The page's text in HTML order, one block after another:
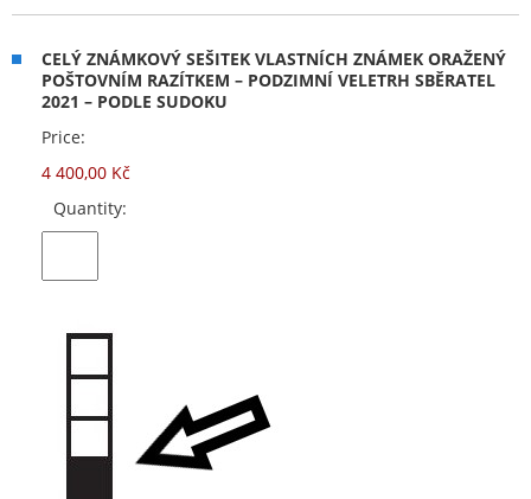
CELÝ ZNÁMKOVÝ SEŠITEK VLASTNÍCH ZNÁMEK ORAŽENÝ
POŠTOVNÍM RAZÍTKEM – PODZIMNÍ VELETRH SBĚRATEL
2021 – PODLE SUDOKU
Price:
4 400,00 Kč
Quantity: